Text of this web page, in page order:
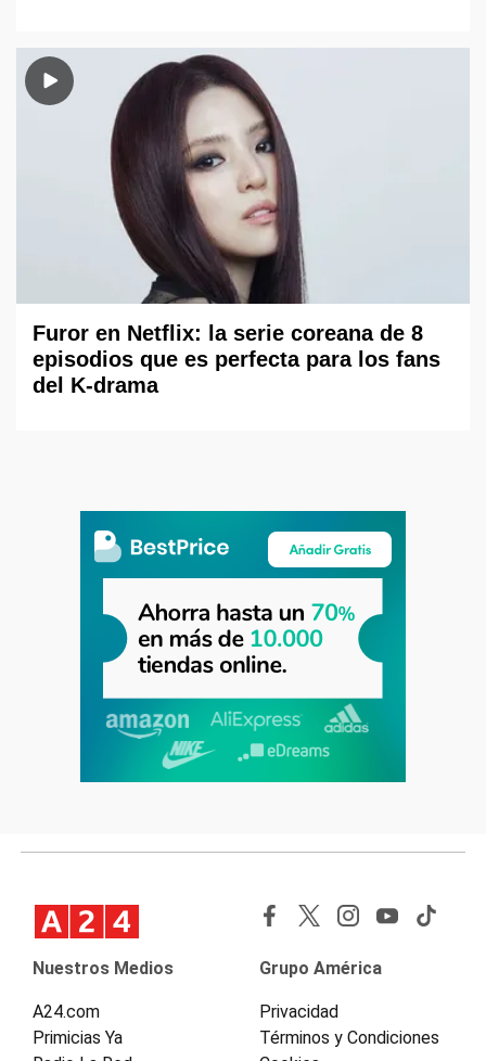
Furor en Netflix: la serie coreana de 8
episodios que es perfecta para los fans
del K-drama
Nuestros Medios
A24.com
Primicias Ya
Grupo América
Privacidad
Términos y Condiciones